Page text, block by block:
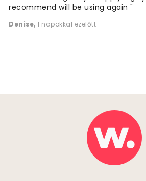
recommend will be using again "
Denise, 1 napokkal ezelőtt